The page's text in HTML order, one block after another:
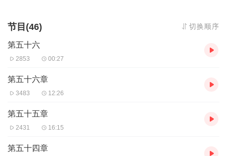
景绍辞咬牙：“把晏子修送进全市最封闭的精神病院，谢谢。”
——
晏子修，魂魄横跨千年，惟愿有朝一日成为无上天师。
穿越现代...
节目(46) 切换顺序
第五十六
2853 00:27
第五十六章
3483 12:26
第五十五章
2431 16:15
第五十四章